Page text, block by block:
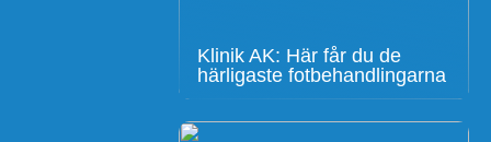
Klinik AK: Här får du de
härligaste fotbehandlingarna